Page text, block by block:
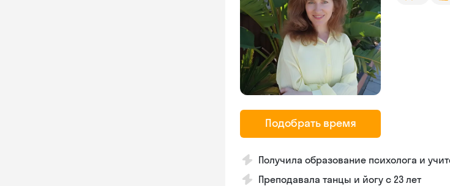
Подобрать время
Получила образование психолога и
Преподавала танцы и йогу с 23 лет